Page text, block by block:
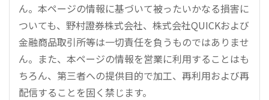
ん。本ページの情報に基づいて被ったいかなる損害に
ついても、野村證券株式会社、株式会社QUICKおよび
金融商品取引所等は一切責任を負うものではありませ
ん。また、本ページの情報を営業に利用することはも
ちろん、第三者への提供目的で加工、再利用および再
配信することを固く禁じます。